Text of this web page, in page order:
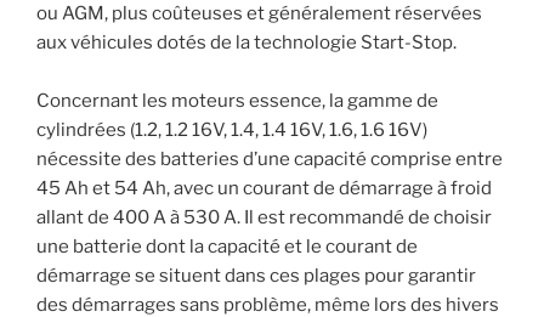
ou AGM, plus coûteuses et généralement réservées
aux véhicules dotés de la technologie Start-Stop.
Concernant les moteurs essence, la gamme de
cylindrées (1.2, 1.2 16V, 1.4, 1.4 16V, 1.6, 1.6 16V)
nécessite des batteries d’une capacité comprise entre
45 Ah et 54 Ah, avec un courant de démarrage à froid
allant de 400 A à 530 A. Il est recommandé de choisir
une batterie dont la capacité et le courant de
démarrage se situent dans ces plages pour garantir
des démarrages sans problème, même lors des hivers